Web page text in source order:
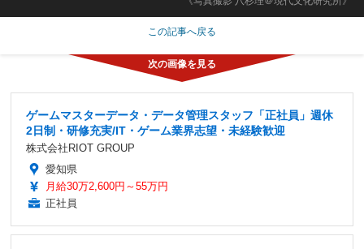
この記事へ戻る
ゲームマスターデータ・データ管理スタッフ「正社員」週休
2日制・研修充実/IT・ゲーム業界志望・未経験歓迎
株式会社RIOT GROUP
愛知県
月給30万2,600円～55万円
正社員